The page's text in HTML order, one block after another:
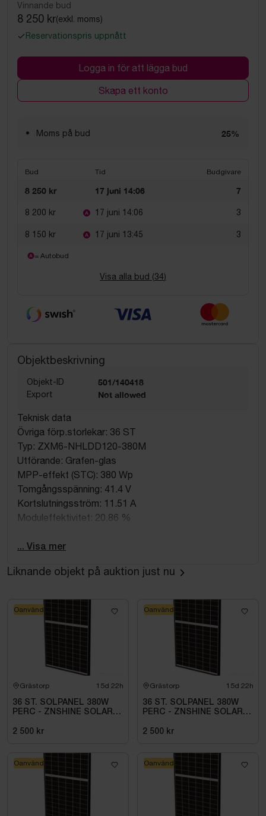
Vinnande bud
8 250 kr(exkl. moms)
Reservationspris uppnått
Logga in för att lägga bud
Skapa ett konto
Moms på bud 25%
Bud Tid Budgivare
8 250 kr 17 juni 14:06 7
8 200 kr 17 juni 14:06 3
8 150 kr 17 juni 13:45 3
= Autobud
Visa alla bud (34)
Objektbeskrivning
Objekt-ID 501/140418
Export Not allowed
Teknisk data
Övriga förp.storlekar: 36 ST
Typ: ZXM6-NHLDD120-380M
Utförande: Grafen-glas
MPP-effekt (STC): 380 Wp
Tomgångsspänning: 41.4 V
Kortslutningsström: 11.51 A
Moduleffektivitet: 20.86 %
Antal celler: 120
Bredd: 1038 mm
Höjd: 30 mm
MPP-spänning (STC): 34.6 V
MPP-ström (STC): 10.99 A
Längd kabel: 1 m
Vikt: 22.5 kg
Effektgaranti: 80 %
... Visa mer
Liknande objekt på auktion just nu
Grästorp 15d 22h
36 ST. SOLPANEL 380W
PERC - ZNSHINE SOLAR-
2 500 kr
Oanvänd
Grästorp 15d 22h
36 ST. SOLPANEL 380W
PERC - ZNSHINE SOLAR-
2 500 kr
Oanvänd
Oanvänd Oanvänd